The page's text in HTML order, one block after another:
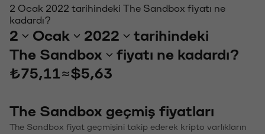
2 Ocak 2022 tarihindeki The Sandbox fiyatı ne
kadardı?
2 Ocak 2022
tarihindeki
The Sandbox
fiyatı ne kadardı?
₺75,11 ≈$5,63
The Sandbox geçmiş fiyatları
The Sandbox fiyat geçmişini takip ederek kripto varlıkların